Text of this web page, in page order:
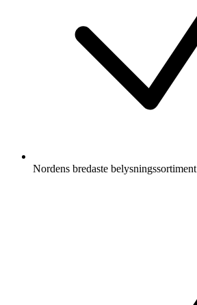
Nordens bredaste belysningssortiment